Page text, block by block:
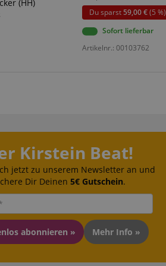
(HH)
Du sparst59,00 €(5 %)
Sofort lieferbar
Artikelnr.: 00103762
Kirstein Beat!
jetzt zu unserem Newsletter an und
Dir Deinen 5€ Gutschein.
abonnieren » Mehr Info »
Cookies können
user (what